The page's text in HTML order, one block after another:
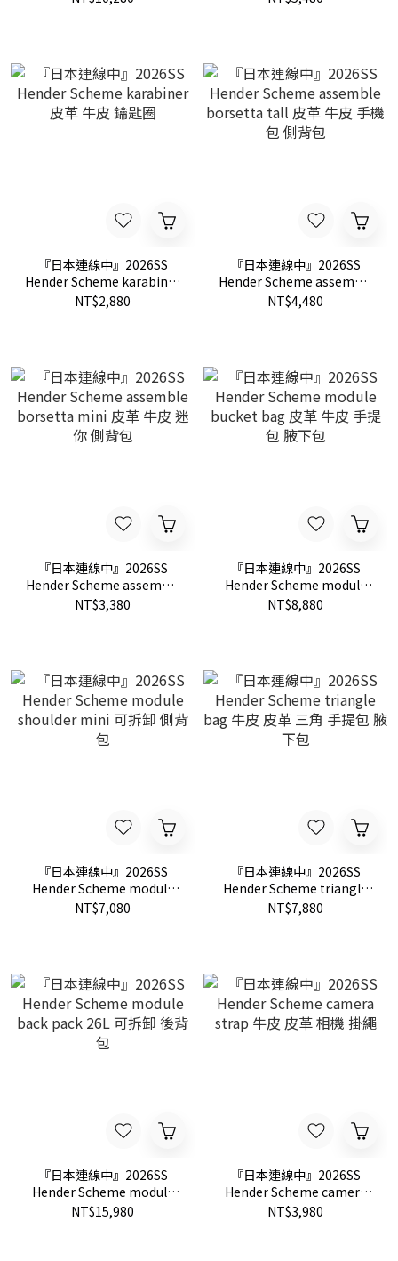
『日本連線中』2026SS
Hender Scheme karabiner
皮革 牛皮 鑰匙圈
NT$2,880
『日本連線中』2026SS
Hender Scheme assemble
borsetta tall 皮革 牛皮 手機
NT$4,480
『日本連線中』2026SS
Hender Scheme assemble
borsetta mini 皮革 牛皮 迷
NT$3,380
『日本連線中』2026SS
Hender Scheme module
bucket bag 皮革 牛皮 手提
NT$8,880
『日本連線中』2026SS
Hender Scheme module
shoulder mini 可拆卸 側背
NT$7,080
『日本連線中』2026SS
Hender Scheme triangle
bag 牛皮 皮革 三角 手提包
NT$7,880
『日本連線中』2026SS
Hender Scheme module
back pack 26L 可拆卸 後背
NT$15,980
『日本連線中』2026SS
Hender Scheme camera
strap 牛皮 皮革 相機 掛繩
NT$3,980